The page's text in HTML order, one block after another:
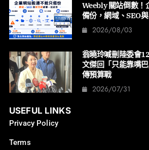
Weebly 關站倒數！
備份，網域、SEO
2026/08/03
翁曉玲喊刪陸委會
文傑回「只能靠嘴
傳預算戰
2026/07/31
USEFUL LINKS
Privacy Policy
Terms